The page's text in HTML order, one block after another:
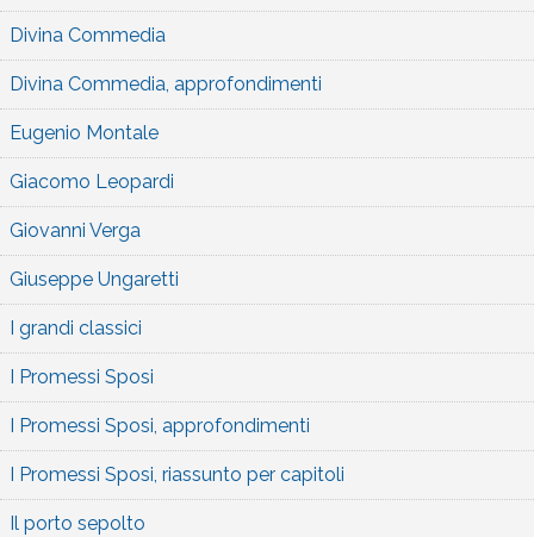
Divina Commedia
Divina Commedia, approfondimenti
Eugenio Montale
Giacomo Leopardi
Giovanni Verga
Giuseppe Ungaretti
I grandi classici
I Promessi Sposi
I Promessi Sposi, approfondimenti
I Promessi Sposi, riassunto per capitoli
Il porto sepolto